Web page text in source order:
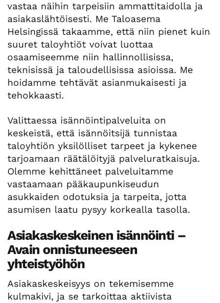
vastaa näihin tarpeisiin ammattitaidolla ja
asiakaslähtöisesti. Me Taloasema
Helsingissä takaamme, että niin pienet kuin
suuret taloyhtiöt voivat luottaa
osaamiseemme niin hallinnollisissa,
teknisissä ja taloudellisissa asioissa. Me
hoidamme tehtävät asianmukaisesti ja
tehokkaasti.
Valittaessa isännöintipalveluita on
keskeistä, että isännöitsijä tunnistaa
taloyhtiön yksilölliset tarpeet ja kykenee
tarjoamaan räätälöityjä palveluratkaisuja.
Olemme kehittäneet palveluitamme
vastaamaan pääkaupunkiseudun
asukkaiden odotuksia ja tarpeita, jotta
asumisen laatu pysyy korkealla tasolla.
Asiakaskeskeinen isännöinti –
Avain onnistuneeseen
yhteistyöhön
Asiakaskeskeisyys on tekemisemme
kulmakivi, ja se tarkoittaa aktiivista